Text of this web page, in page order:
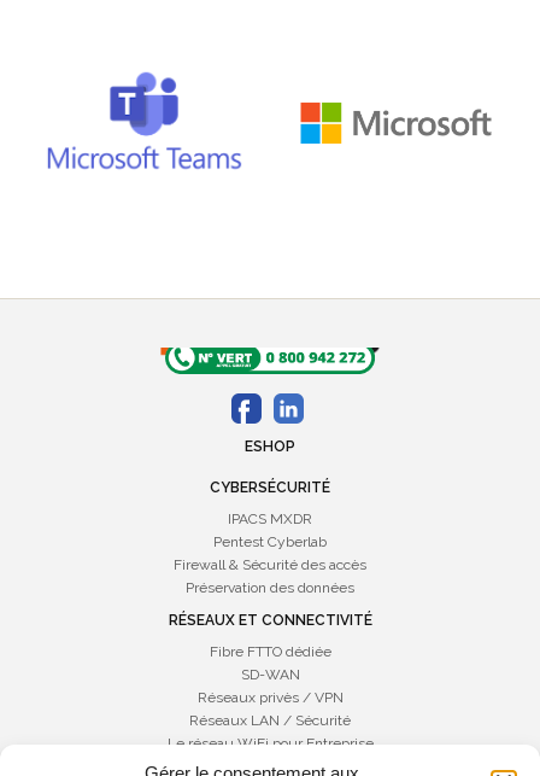
ESHOP
CYBERSÉCURITÉ
IPACS MXDR
Pentest Cyberlab
Firewall & Sécurité des accès
Préservation des données
RÉSEAUX ET CONNECTIVITÉ
Fibre FTTO dédiée
SD-WAN
Réseaux privès / VPN
Réseaux LAN / Sécurité
Le réseau WiFi pour Entreprise